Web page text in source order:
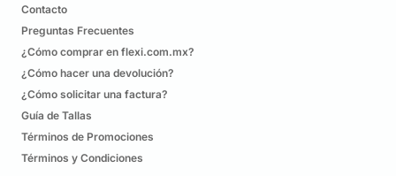
Contacto
Preguntas Frecuentes
¿Cómo comprar en flexi.com.mx?
¿Cómo hacer una devolución?
¿Cómo solicitar una factura?
Guía de Tallas
Términos de Promociones
Términos y Condiciones